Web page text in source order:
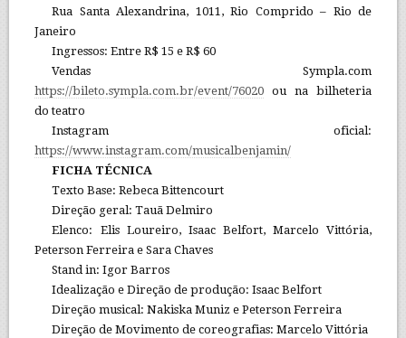
Rua Santa Alexandrina, 1011, Rio Comprido – Rio de
Janeiro
Ingressos: Entre R$ 15 e R$ 60
Vendas Sympla.com
https://bileto.sympla.com.br/event/76020ou na bilheteria
do teatro
Instagram oficial:
https://www.instagram.com/musicalbenjamin/
FICHA TÉCNICA
Texto Base: Rebeca Bittencourt
Direção geral: Tauã Delmiro
Elenco: Elis Loureiro, Isaac Belfort, Marcelo Vittória,
Peterson Ferreira e Sara Chaves
Stand in: Igor Barros
Idealização e Direção de produção: Isaac Belfort
Direção musical: Nakiska Muniz e Peterson Ferreira
Direção de Movimento de coreografias: Marcelo Vittória